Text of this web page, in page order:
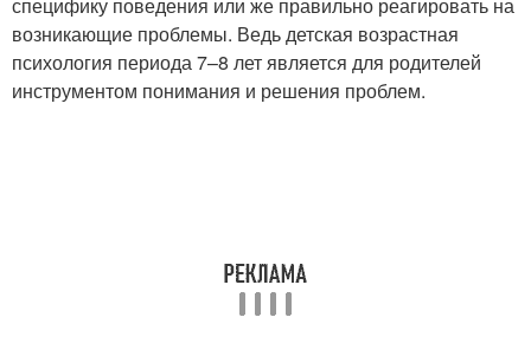
возникающие проблемы. Ведь детская возрастная
психология периода 7–8 лет является для родителей
инструментом понимания и решения проблем.